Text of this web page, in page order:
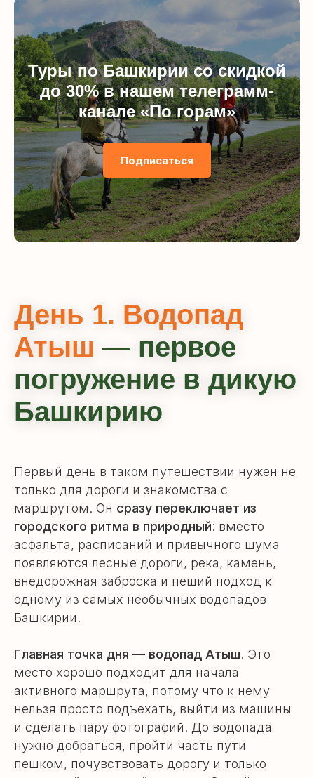
Туры по Башкирии со скидкой
до 30% в нашем телеграмм-
канале «По горам»
Подписаться
День 1. Водопад
Атыш — первое
погружение в дикую
Башкирию
Первый день в таком путешествии нужен не
только для дороги и знакомства с
маршрутом. Он сразу переключает из
городского ритма в природный: вместо
асфальта, расписаний и привычного шума
появляются лесные дороги, река, камень,
внедорожная заброска и пеший подход к
одному из самых необычных водопадов
Башкирии.
Главная точка дня — водопад Атыш. Это
место хорошо подходит для начала
активного маршрута, потому что к нему
нельзя просто подъехать, выйти из машины
и сделать пару фотографий. До водопада
нужно добраться, пройти часть пути
пешком, почувствовать дорогу и только